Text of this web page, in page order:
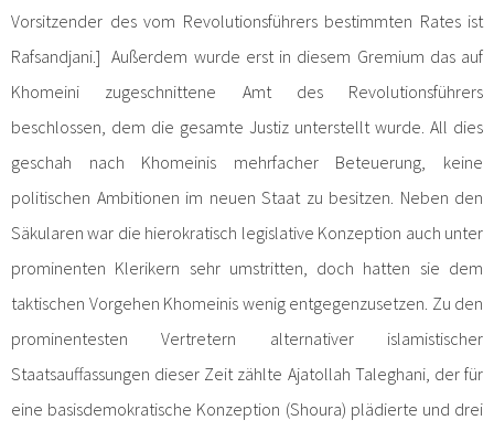
Vorsitzender des vom Revolutionsführers bestimmten Rates ist
Rafsandjani.] Außerdem wurde erst in diesem Gremium das auf
Khomeini zugeschnittene Amt des Revolutionsführers
beschlossen, dem die gesamte Justiz unterstellt wurde. All dies
geschah nach Khomeinis mehrfacher Beteuerung, keine
politischen Ambitionen im neuen Staat zu besitzen. Neben den
Säkularen war die hierokratisch legislative Konzeption auch unter
prominenten Klerikern sehr umstritten, doch hatten sie dem
taktischen Vorgehen Khomeinis wenig entgegenzusetzen. Zu den
prominentesten Vertretern alternativer islamistischer
Staatsauffassungen dieser Zeit zählte Ajatollah Taleghani, der für
eine basisdemokratische Konzeption (Shoura) plädierte und drei